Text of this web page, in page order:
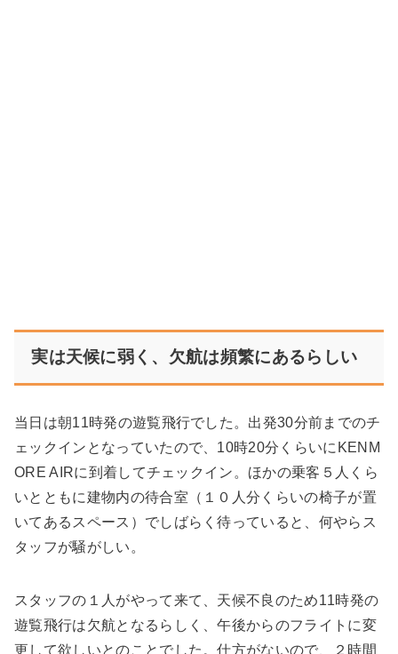
実は天候に弱く、欠航は頻繁にあるらしい
当日は朝11時発の遊覧飛行でした。出発30分前までのチ
ェックインとなっていたので、10時20分くらいにKENM
ORE AIRに到着してチェックイン。ほかの乗客５人くら
いとともに建物内の待合室（１０人分くらいの椅子が置
いてあるスペース）でしばらく待っていると、何やらス
タッフが騒がしい。
スタッフの１人がやって来て、天候不良のため11時発の
遊覧飛行は欠航となるらしく、午後からのフライトに変
更して欲しいとのことでした。仕方がないので、２時間